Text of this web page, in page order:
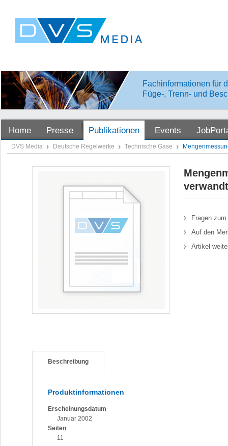
Fachinformationen für
Füge-, Trenn- und
Home Presse Publikationen Events
DVS Media Deutsche Regelwerke Technische Gase
Fragen
Auf den
Artikel
Beschreibung
Produktinformationen
Erscheinungsdatum
Januar 2002
Seiten
11